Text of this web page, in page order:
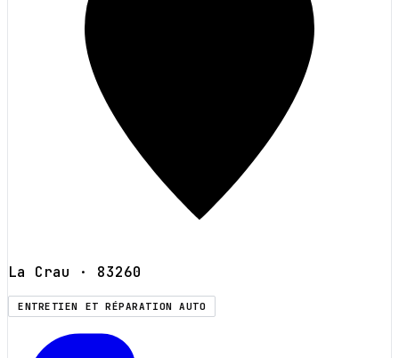
La Crau · 83260
ENTRETIEN ET RÉPARATION AUTO